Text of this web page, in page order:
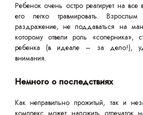
Ребенок очень остро реагирует на
его легко травмировать.
раздражение, не поддаваться на
которому отвели роль «соперника»,
ребенка (в идеале – за дело!),
внимания.
Немного о последствиях
Как неправильно прожитый, так и